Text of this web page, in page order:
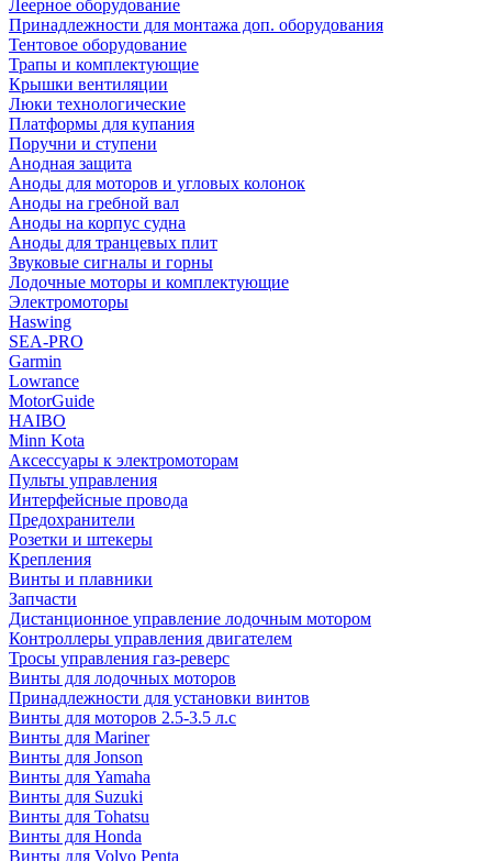
Леерное оборудование
Принадлежности для монтажа доп. оборудования
Тентовое оборудование
Трапы и комплектующие
Крышки вентиляции
Люки технологические
Платформы для купания
Поручни и ступени
Анодная защита
Аноды для моторов и угловых колонок
Аноды на гребной вал
Аноды на корпус судна
Аноды для транцевых плит
Звуковые сигналы и горны
Лодочные моторы и комплектующие
Электромоторы
Haswing
SEA-PRO
Garmin
Lowrance
MotorGuide
HAIBO
Minn Kota
Аксессуары к электромоторам
Пульты управления
Интерфейсные провода
Предохранители
Розетки и штекеры
Крепления
Винты и плавники
Запчасти
Дистанционное управление лодочным мотором
Контроллеры управления двигателем
Тросы управления газ-реверс
Винты для лодочных моторов
Принадлежности для установки винтов
Винты для моторов 2.5-3.5 л.с
Винты для Mariner
Винты для Jonson
Винты для Yamaha
Винты для Suzuki
Винты для Tohatsu
Винты для Honda
Винты для Volvo Penta